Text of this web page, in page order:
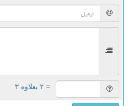
= ۲ بعلاوه ۳